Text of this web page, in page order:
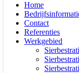
Home
Contact
Referenties
Werkgebied